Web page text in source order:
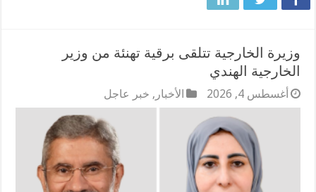
وزيرة الخارجية تتلقى برقية تهنئة من وزير
الخارجية الهندي
أغسطس 4, 2026 الأخبار , خبر عاجل